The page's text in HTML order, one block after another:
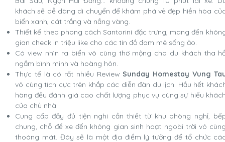
khách sẽ dễ dàng di chuyển để khám phá vẻ đẹp hiền hòa
biển xanh, cát trắng và nắng vàng.
Thiết kế theo phong cách Santorini đặc trưng, mang đến
gian check in triệu like cho các tín đồ đam mê sống ảo.
Có view nhìn ra biển vô cùng thơ mộng cho du khách tha
ngắm bình minh và hoàng hôn.
Thực tế là có rất nhiều Review Sunday Homestay Vung
vô cùng tích cực trên khắp các diễn đàn du lịch. Hầu hết
hàng đều đánh giá cao chất lượng phục vụ cùng sự hiếu
của chủ nhà.
Cung cấp đầy đủ tiện nghi cần thiết từ khu phòng nghỉ,
chung, chỗ để xe đến không gian sinh hoạt ngoài trời vô
thoáng mát. Đây sẽ là một địa điểm lý tưởng để tổ chức